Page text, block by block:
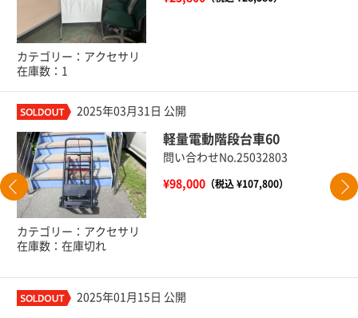
カテゴリー：アクセサリ
在庫数：1
2025年03月31日 公開
軽量電動階段台車60
問い合わせNo.25032803
¥98,000（税込 ¥107,800）
カテゴリー：アクセサリ
在庫数：在庫切れ
2025年01月15日 公開